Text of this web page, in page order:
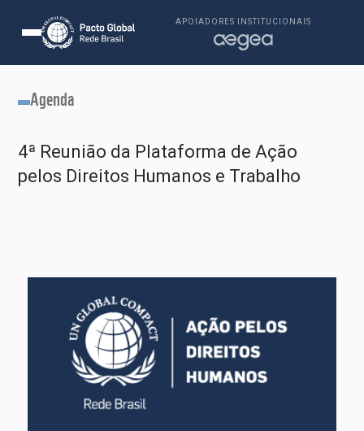
APOIADORES INSTITUCIONAIS
Agenda
4ª Reunião da Plataforma de Ação
pelos Direitos Humanos e Trabalho